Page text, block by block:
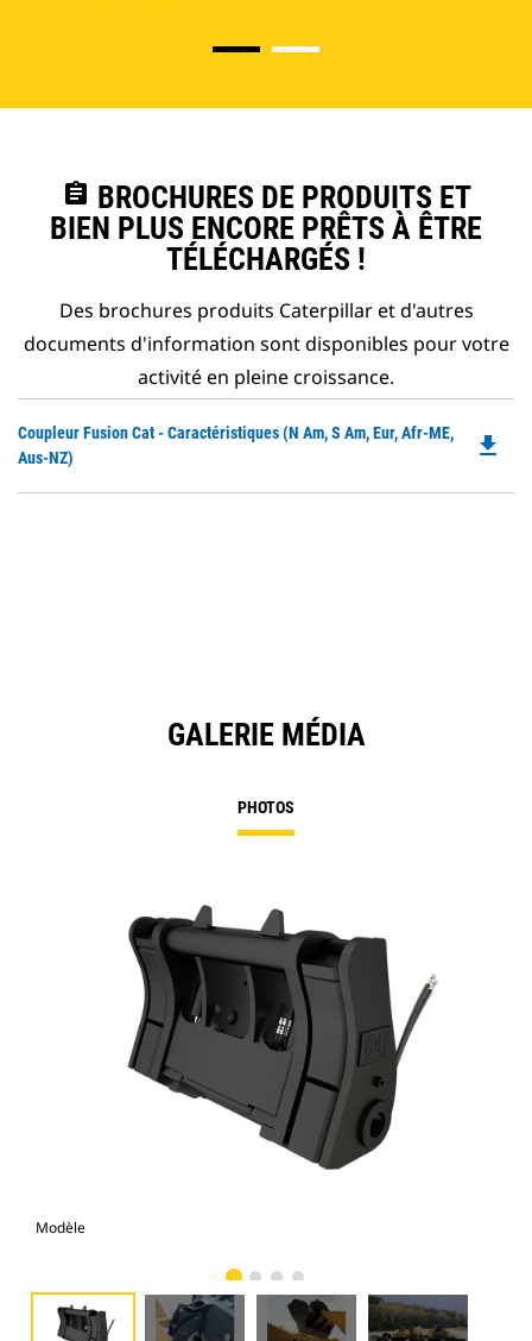
assignment BROCHURES DE PRODUITS ET
BIEN PLUS ENCORE PRÊTS À ÊTRE
TÉLÉCHARGÉS !
Des brochures produits Caterpillar et d'autres
documents d'information sont disponibles pour votre
activité en pleine croissance.
Coupleur Fusion Cat - Caractéristiques (N Am, S Am, Eur, Afr-ME,
Aus-NZ)
file_download
GALERIE MÉDIA
PHOTOS
Modèle